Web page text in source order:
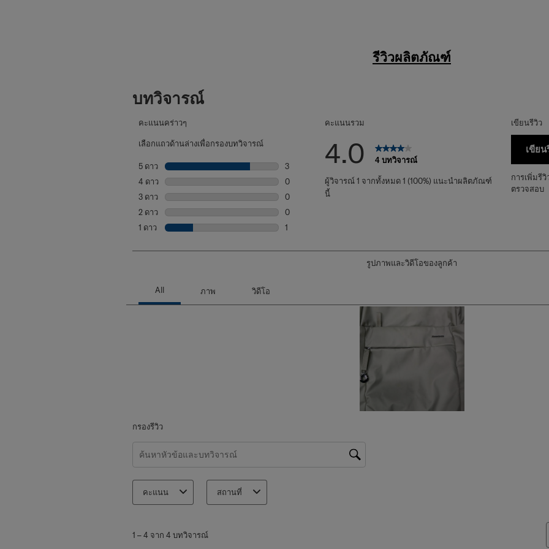
รีวิวผลิตภัณฑ์
บทวิจารณ์
คะแนนคร่าวๆ
เลือกแถวด้านล่างเพื่อกรองบทวิจารณ์
5 ดาวดาว
3
บทวิจารณ์3 บทที่มี 5 ดาว
4 ดาวดาว
0
บทวิจารณ์0 บทที่มี 4 ดาว
3 ดาวดาว
0
บทวิจารณ์0 บทที่มี 3 ดาว
2 ดาวดาว
0
บทวิจารณ์0 บทที่มี 2 ดาว
1 ดาวดาว
1
คะแนนรวม
4.0 4 บทวิจารณ์
ผู้วิจารณ์ 1 จากทั้งหมด 1 (100%) แนะนำผลิตภัณฑ์
นี้
เขียนรีวิว
เขียน
การเพิ่มรี
ตรวจสอบ
รูปภาพและวิดีโอของลูกค้า
กรองรีวิว
ค้นหาหัวข้อและตรวจสอบภูมิภาคการค้นหา
คะแนน สถานที่
ถึง1 – 4 จาก 4 บทวิจารณ์